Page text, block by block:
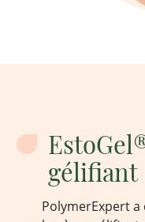
gélifiant
PolymerExpert